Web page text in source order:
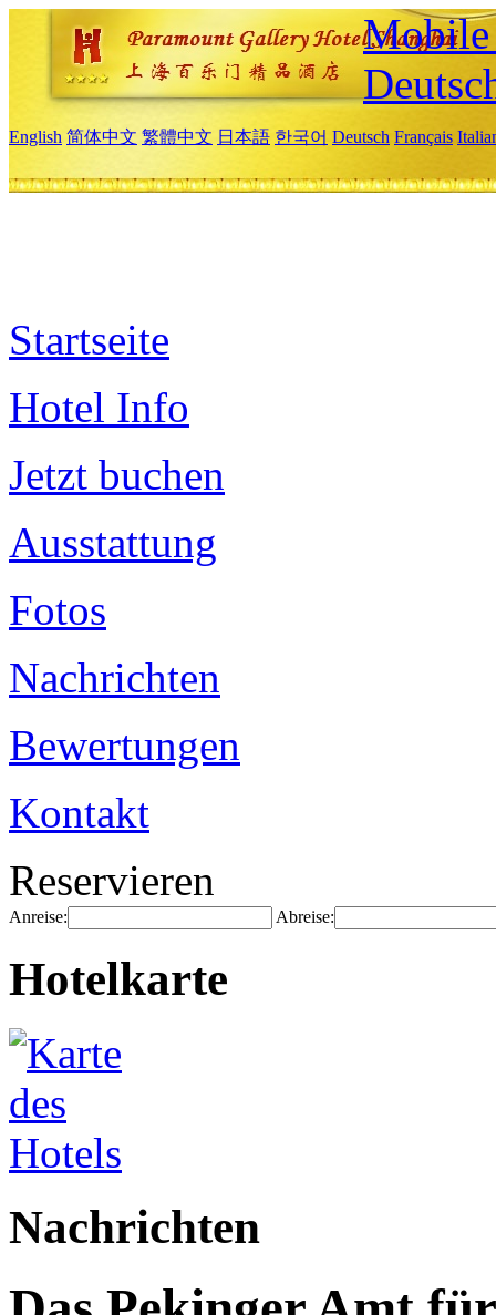
Mobile
English 简体中文 繁體中文 日本語 한국어 Deutsch Français
Startseite
Hotel Info
Jetzt buchen
Ausstattung
Fotos
Nachrichten
Bewertungen
Kontakt
Reservieren
Anreise: Abreise:
Hotelkarte
Nachrichten